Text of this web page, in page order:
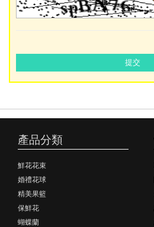
提交
產品分類
鮮花花束
婚禮花球
精美果籃
保鮮花
蝴蝶蘭